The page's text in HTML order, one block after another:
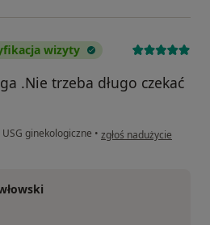
wizyty
.Nie trzeba długo czekać
USG ginekologiczne • w opinii użytkownika
zgłoś nadużycie